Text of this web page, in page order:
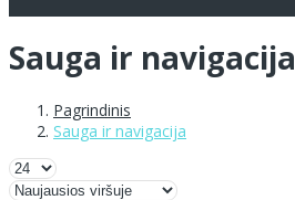
Sauga ir navigacija
Pagrindinis
Sauga ir navigacija